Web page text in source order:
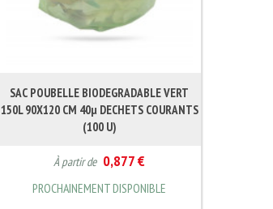
SAC POUBELLE BIODEGRADABLE VERT
150L 90X120 CM 40µ DECHETS COURANTS
(100 U)
À partir de 0,877 €
PROCHAINEMENT DISPONIBLE